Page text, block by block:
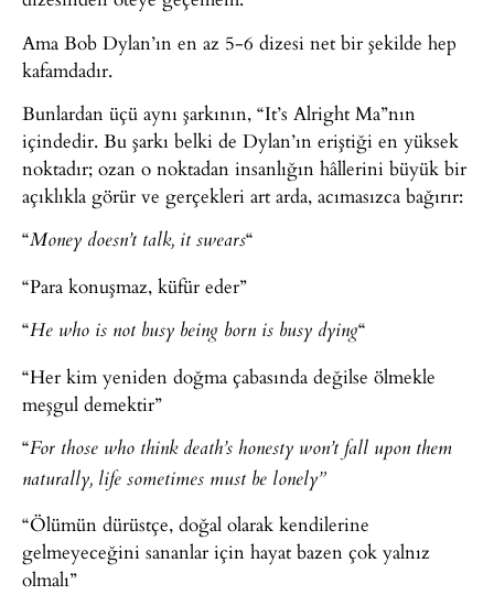
Ama Bob Dylan’ın en az 5-6 dizesi net bir şekilde hep
kafamdadır.
Bunlardan üçü aynı şarkının, “It’s Alright Ma”nın
içindedir. Bu şarkı belki de Dylan’ın eriştiği en yüksek
noktadır; ozan o noktadan insanlığın hâllerini büyük bir
açıklıkla görür ve gerçekleri art arda, acımasızca bağırır:
“Money doesn’t talk, it swears“
“Para konuşmaz, küfür eder”
“He who is not busy being born is busy dying“
“Her kim yeniden doğma çabasında değilse ölmekle
meşgul demektir”
“For those who think death’s honesty won’t fall upon them
naturally, life sometimes must be lonely”
“Ölümün dürüstçe, doğal olarak kendilerine
gelmeyeceğini sananlar için hayat bazen çok yalnız
olmalı”